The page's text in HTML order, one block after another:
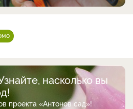
насколько вы
проекта «Антонов сад»!